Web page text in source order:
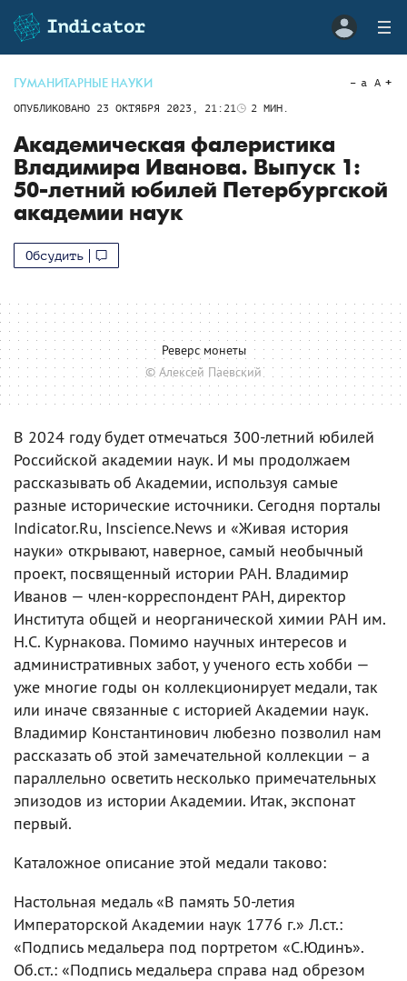
ГУМАНИТАРНЫЕ НАУКИ
ОПУБЛИКОВАНО 23 ОКТЯБРЯ 2023, 21:21 2 МИН.
a A
Академическая фалеристика
Владимира Иванова. Выпуск 1:
50-летний юбилей Петербургской
академии наук
Обсудить
Реверс монеты
© Алексей Паевский
В 2024 году будет отмечаться 300-летний юбилей
Российской академии наук. И мы продолжаем
рассказывать об Академии, используя самые
разные исторические источники. Сегодня порталы
Indicator.Ru, Inscience.News и «Живая история
науки» открывают, наверное, самый необычный
проект, посвященный истории РАН. Владимир
Иванов — член-корреспондент РАН, директор
Института общей и неорганической химии РАН им.
Н.С. Курнакова. Помимо научных интересов и
административных забот, у ученого есть хобби —
уже многие годы он коллекционирует медали, так
или иначе связанные с историей Академии наук.
Владимир Константинович любезно позволил нам
рассказать об этой замечательной коллекции – а
параллельно осветить несколько примечательных
эпизодов из истории Академии. Итак, экспонат
первый.
Каталожное описание этой медали таково:
Настольная медаль «В память 50-летия
Императорской Академии наук 1776 г.» Л.ст.:
«Подпись медальера под портретом «С.Юдинъ».
Об.ст.: «Подпись медальера справа над обрезом